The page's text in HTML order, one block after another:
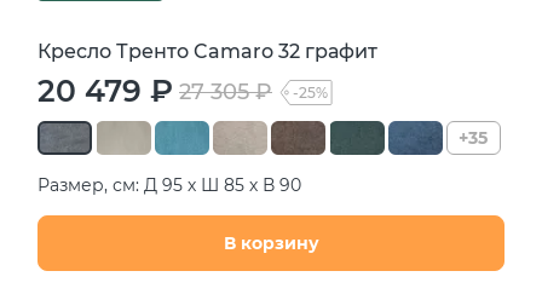
Кресло Тренто Camaro 32 графит
20 479 ₽ 27 305 ₽ -25%
+35
Размер, см: Д 95 х Ш 85 х В 90
В корзину